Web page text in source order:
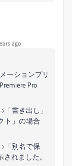
ago
ーションプリ
Pro
書き出し」
ト」の場合
「別名で保
れました。